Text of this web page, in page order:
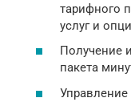
тарифного
услуг и
Получение
пакета